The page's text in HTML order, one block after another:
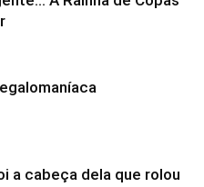
a cabeça dela que rolou